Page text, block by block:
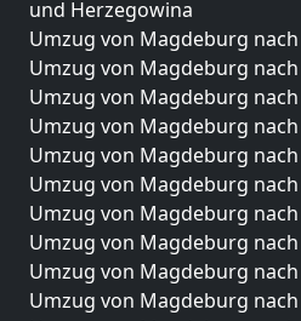
und Herzegowina
Umzug von Magdeburg
Umzug von Magdeburg
Umzug von Magdeburg
Umzug von Magdeburg
Umzug von Magdeburg
Umzug von Magdeburg
Umzug von Magdeburg
Umzug von Magdeburg
Umzug von Magdeburg
Umzug von Magdeburg